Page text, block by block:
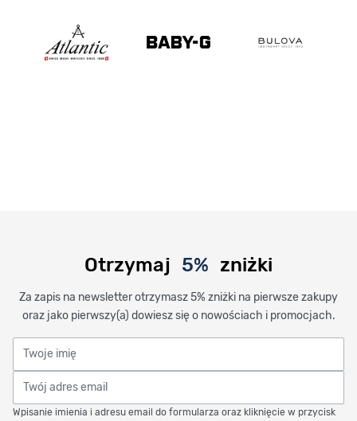
Otrzymaj 5% zniżki
Za zapis na newsletter otrzymasz 5% zniżki na pierwsze zakupy
oraz jako pierwszy(a) dowiesz się o nowościach i promocjach.
Twoje imię
Twój adres email
Wpisanie imienia i adresu email do formularza oraz kliknięcie w przycisk